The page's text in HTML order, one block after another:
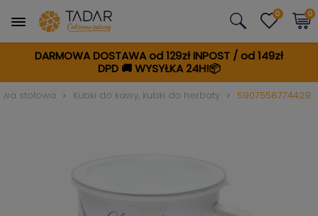
DARMOWA DOSTAWA od 129zł INPOST / od 149zł
DPD🚚WYSYŁKA 24H!📦
0 0
stołowa Kubki do kawy, kubki do herbaty 5907558774429